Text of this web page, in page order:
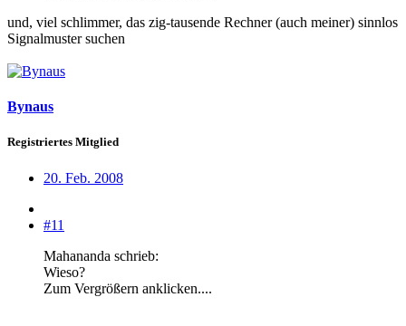
und, viel schlimmer, das zig-tausende Rechner (auch meiner) sinnlos
Signalmuster suchen
Bynaus
Registriertes Mitglied
20. Feb. 2008
#11
Mahananda schrieb:
Wieso?
Zum Vergrößern anklicken....